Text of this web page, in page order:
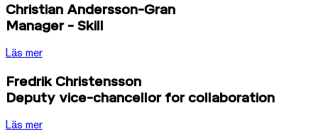
Christian Andersson-Gran
Manager - Skill
Läs mer
Fredrik Christensson
Deputy vice-chancellor for collaboration
Läs mer